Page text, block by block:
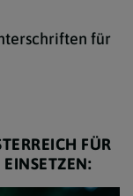
für
FÜR